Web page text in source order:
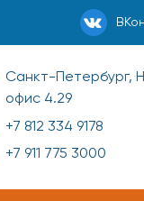
Санкт-Петербург,
офис 4.29
+7 812 334 9178
+7 911 775 3000